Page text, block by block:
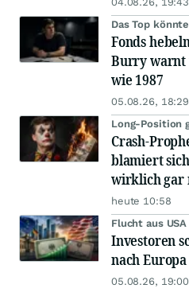
Das Top
Fonds
Burry warnt
wie 1987
05.08.26, 18:29
Long-Position
Crash-
blamiert
wirklich gar
heute 10:58
Flucht aus USA
Investoren
nach
05.08.26, 19:00